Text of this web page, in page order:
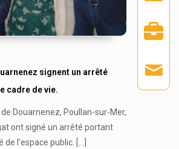
signent un arrêté
cadre de vie.
de Douarnenez, Poullan-sur-Mer,
ont signé un arrêté portant
l’espace public.